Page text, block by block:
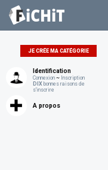
JE CRÉE MA CATÉGORIE
Identification
Connexion ~ Inscription
DIX bonnes raisons de
s'inscrire
A propos